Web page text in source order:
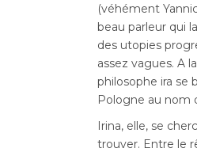
(véhément
beau parleur qui
des utopies
assez vagues. A
philosophe ira se
Pologne au nom
Irina, elle, se
trouver. Entre le